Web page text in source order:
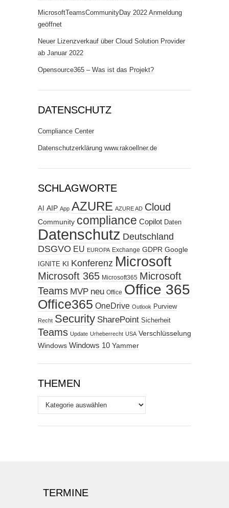
MicrosoftTeamsCommunityDay 2022 Anmeldung
geöffnet
Neuer Lizenzverkauf über Cloud Solution Provider
ab Januar 2022
Opensource365 – Was ist das Projekt?
DATENSCHUTZ
Compliance Center
Datenschutzerklärung www.rakoellner.de
SCHLAGWORTE
AI AIP App AZURE AZURE AD Cloud
Community compliance Copilot Daten
Datenschutz Deutschland
DSGVO EU EUROPA Exchange GDPR Google
IGNITE KI Konferenz Microsoft
Microsoft 365 Microsoft365 Microsoft
Teams MVP neu Office Office 365
Office365 OneDrive Outlook Purview
Recht Security SharePoint Sicherheit
Teams Update Urheberrecht USA Verschlüsselung
Windows Windows 10 Yammer
THEMEN
Themen
TERMINE